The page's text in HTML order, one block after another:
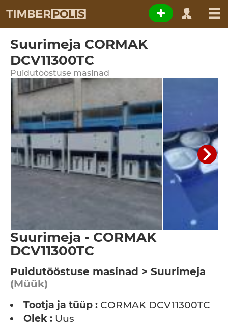
Suurimeja CORMAK
DCV11300TC
Puidutööstuse masinad
Suurimeja - CORMAK
DCV11300TC
Puidutööstuse masinad > Suurimeja
(Müük)
Tootja ja tüüp : CORMAK DCV11300TC
Olek : Uus